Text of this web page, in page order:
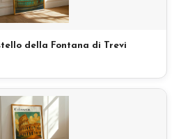
della Fontana di Trevi